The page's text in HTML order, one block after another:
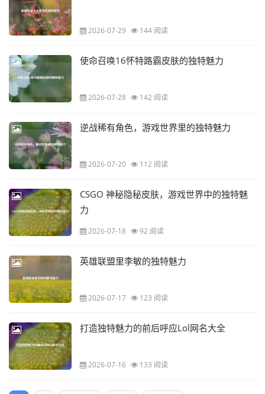
2026-07-29 144 阅读
使命召唤16怀特路霸皮肤的独特魅力
2026-07-28 142 阅读
逆战稀有角色，游戏世界里的独特魅力
2026-07-20 112 阅读
CSGO 神秘隐秘皮肤，游戏世界中的独特魅
力
2026-07-18 92 阅读
英雄联盟里李敏的独特魅力
2026-07-17 123 阅读
打造独特魅力的前后呼应Lol网名大全
2026-07-16 133 阅读